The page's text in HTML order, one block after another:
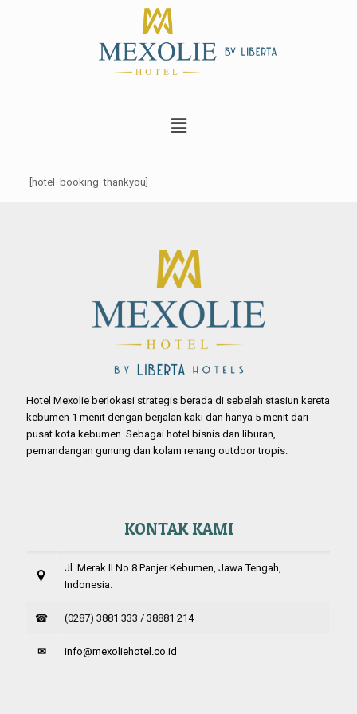
[hotel_booking_thankyou]
Hotel Mexolie berlokasi strategis berada di sebelah stasiun kereta
kebumen 1 menit dengan berjalan kaki dan hanya 5 menit dari
pusat kota kebumen. Sebagai hotel bisnis dan liburan,
pemandangan gunung dan kolam renang outdoor tropis.
KONTAK KAMI
Jl. Merak II No.8 Panjer Kebumen, Jawa Tengah,
Indonesia.
☎ (0287) 3881 333 / 38881 214
✉ info@mexoliehotel.co.id